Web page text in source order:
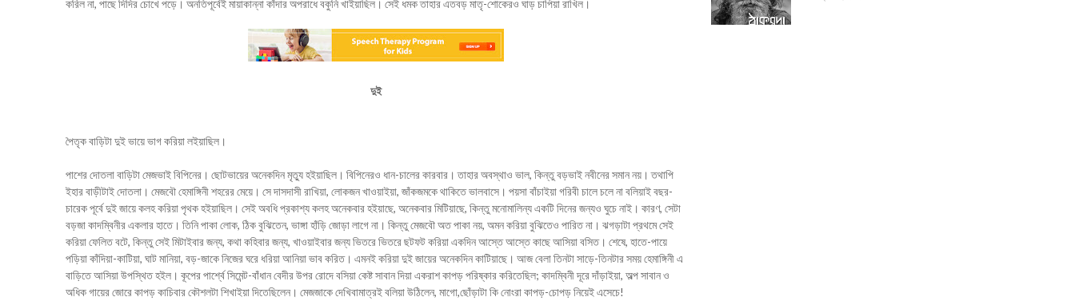
করিল না, পাছে দিদির চোখে পড়ে। অনতিপূর্বেই মায়াকান্না কাঁদার অপরাধে বকুনি খাইয়াছিল। সেই ধমক তাহার এতবড় মাতৃ-শোকেরও ঘাড় চাপিয়া রাখিল।
দুই
পৈতৃক বাড়িটা দুই ভায়ে ভাগ করিয়া লইয়াছিল।
পাশের দোতলা বাড়িটা মেজভাই বিপিনের। ছোটভায়ের অনেকদিন মৃত্যু হইয়াছিল। বিপিনেরও ধান-চালের কারবার। তাহার অবস্থাও ভাল, কিন্তু বড়ভাই নবীনের সমান নয়। তথাপি
ইহার বাড়ীটাই দোতলা। মেজবৌ হেমাঙ্গিনী শহরের মেয়ে। সে দাসদাসী রাখিয়া, লোকজন খাওয়াইয়া, জাঁকজমকে থাকিতে ভালবাসে। পয়সা বাঁচাইয়া গরিবী চালে চলে না বলিয়াই বছর-
চারেক পূর্বে দুই জায়ে কলহ করিয়া পৃথক হইয়াছিল। সেই অবধি প্রকাশ্য কলহ অনেকবার হইয়াছে, অনেকবার মিটিয়াছে, কিন্তু মনোমালিন্য একটি দিনের জন্যও ঘুচে নাই। কারণ, সেটা
বড়জা কাদম্বিনীর একলার হাতে। তিনি পাকা লোক, ঠিক বুঝিতেন, ভাঙ্গা হাঁড়ি জোড়া লাগে না। কিন্তু মেজবৌ অত পাকা নয়, অমন করিয়া বুঝিতেও পারিত না। ঝগড়াটা প্রথমে সেই
করিয়া ফেলিত বটে, কিন্তু সেই মিটাইবার জন্য, কথা কহিবার জন্য, খাওয়াইবার জন্য ভিতরে ভিতরে ছটফট করিয়া একদিন আস্তে আস্তে কাছে আসিয়া বসিত। শেষে, হাতে-পায়ে
পড়িয়া কাঁদিয়া-কাটিয়া, ঘাট মানিয়া, বড়-জাকে নিজের ঘরে ধরিয়া আনিয়া ভাব করিত। এমনই করিয়া দুই জায়ের অনেকদিন কাটিয়াছে। আজ বেলা তিনটা সাড়ে-তিনটার সময় হেমাঙ্গিনী এ
বাড়িতে আসিয়া উপস্থিত হইল। কূপের পার্শ্বে সিমেন্ট-বাঁধান বেদীর উপর রোদে বসিয়া কেষ্ট সাবান দিয়া একরাশ কাপড় পরিষ্কার করিতেছিল; কাদম্বিনী দূরে দাঁড়াইয়া, অল্প সাবান ও
অধিক গায়ের জোরে কাপড় কাচিবার কৌশলটা শিখাইয়া দিতেছিলেন। মেজজাকে দেখিবামাত্রই বলিয়া উঠিলেন, মাগো,ছোঁড়াটা কি নোংরা কাপড়-চোপড় নিয়েই এসেচে!